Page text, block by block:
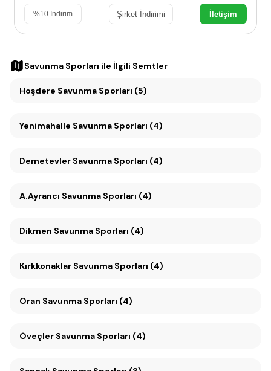
%10 İndirim Şirket İndirimi İletişim
Savunma Sporları ile İlgili Semtler
Hoşdere Savunma Sporları (5)
Yenimahalle Savunma Sporları (4)
Demetevler Savunma Sporları (4)
A.Ayrancı Savunma Sporları (4)
Dikmen Savunma Sporları (4)
Kırkkonaklar Savunma Sporları (4)
Oran Savunma Sporları (4)
Öveçler Savunma Sporları (4)